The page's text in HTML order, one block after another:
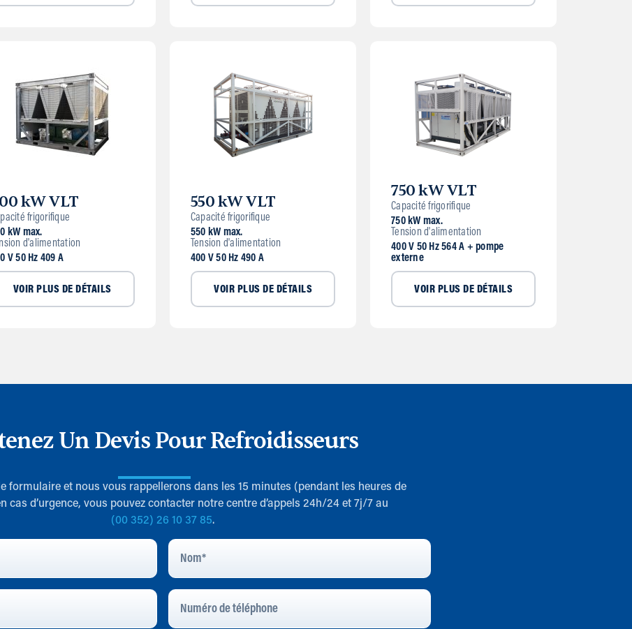
kW VLT
frigorifique
kW max.
d'alimentation
V 50 Hz 409 A
VOIR PLUS DE DÉTAILS
550 kW VLT
Capacité frigorifique
550 kW max.
Tension d'alimentation
400 V 50 Hz 490 A
VOIR PLUS DE DÉTAILS
750 kW VLT
Capacité frigorifique
750 kW max.
Tension d'alimentation
400 V 50 Hz 564 A + pompe
externe
VOIR PLUS DE DÉTAILS
Un Devis Pour Refroidisseurs
formulaire et nous vous rappellerons dans les 15 minutes (pendant les heures de
cas d’urgence, vous pouvez contacter notre centre d’appels 24h/24 et 7j/7 au
(00 352) 26 10 37 85.
Nom
Numéro
Téléphone